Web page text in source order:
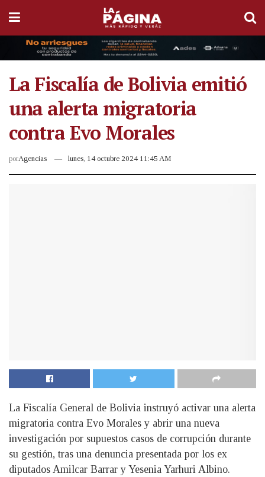
La Fiscalía de Bolivia emitió
una alerta migratoria
contra Evo Morales
porAgencias lunes, 14 octubre 2024 11:45 AM
La Fiscalía General de Bolivia instruyó activar una alerta
migratoria contra Evo Morales y abrir una nueva
investigación por supuestos casos de corrupción durante
su gestión, tras una denuncia presentada por los ex
diputados Amilcar Barrar y Yesenia Yarhuri Albino.